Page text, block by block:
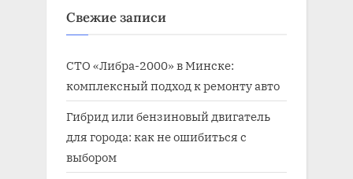
Свежие записи
СТО «Либра-2000» в Минске:
комплексный подход к ремонту авто
Гибрид или бензиновый двигатель
для города: как не ошибиться с
выбором